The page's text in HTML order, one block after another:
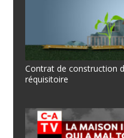
Contrat de construction
réquisitoire